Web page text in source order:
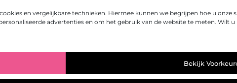
en vergelijkbare technieken. Hiermee kunnen we begrijpen hoe u onze
advertenties en om het gebruik van de website te meten. Wilt
Bekijk
tips en strategieën